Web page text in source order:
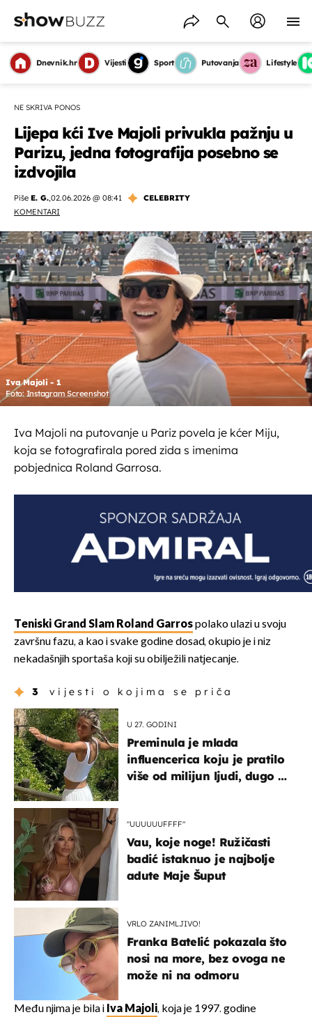
Dnevnik.hr Vijesti Sport Putovanja Lifestyle
NE SKRIVA PONOS
Lijepa kći Ive Majoli privukla pažnju u
Parizu, jedna fotografija posebno se
izdvojila
Piše E. G.,02.06.2026 @ 08:41
CELEBRITY
KOMENTARI
Iva Majoli - 1
Foto: Instagram Screenshot
Iva Majoli na putovanje u Pariz povela je kćer Miju,
koja se fotografirala pored zida s imenima
pobjednica Roland Garrosa.
Teniski Grand Slam Roland Garrospolako ulazi u svoju
završnu fazu, a kao i svake godine dosad, okupio je i niz
nekadašnjih sportaša koji su obilježili natjecanje.
3 vijesti o kojima se priča
U 27. GODINI
Preminula je mlada
influencerica koju je pratilo
više od milijun ljudi, dugo se
"UUUUUUFFFF"
Vau, koje noge! Ružičasti
badić istaknuo je najbolje
adute Maje Šuput
VRLO ZANIMLJIVO!
Franka Batelić pokazala što
nosi na more, bez ovoga ne
može ni na odmoru
Među njima je bila i Iva Majoli, koja je 1997. godine
OMOGUĆI OBAVIJESTI